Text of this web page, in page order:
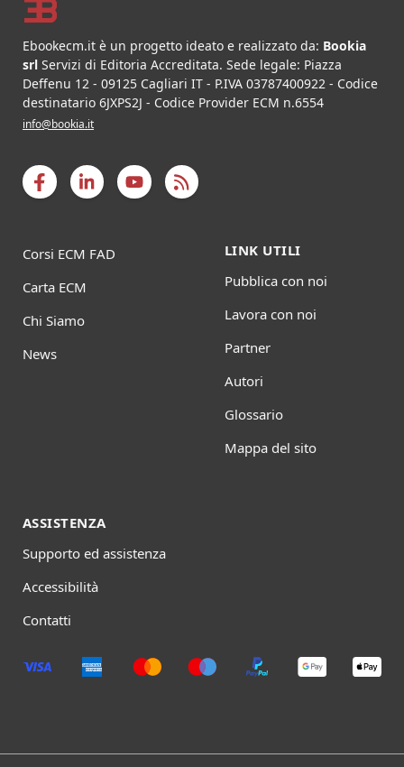
Ebookecm.it è un progetto ideato e realizzato da: Bookia
srl Servizi di Editoria Accreditata. Sede legale: Piazza
Deffenu 12 - 09125 Cagliari IT - P.IVA 03787400922 - Codice
destinatario 6JXPS2J - Codice Provider ECM n.6554
info@bookia.it
Corsi ECM FAD
Carta ECM
Chi Siamo
News
LINK UTILI
Pubblica con noi
Lavora con noi
Partner
Autori
Glossario
Mappa del sito
ASSISTENZA
Supporto ed assistenza
Accessibilità
Contatti